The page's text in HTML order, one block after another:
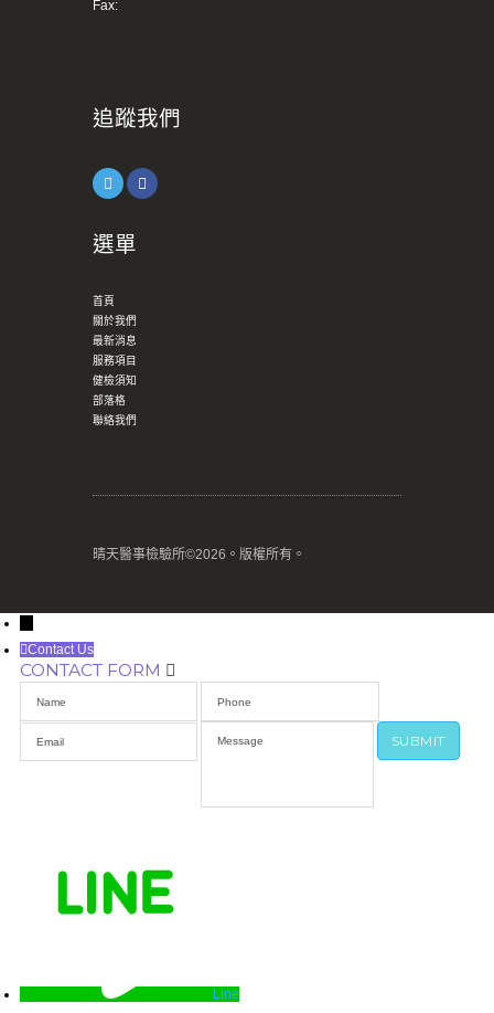
Fax:
追蹤我們
選單
首頁
關於我們
最新消息
服務項目
健檢須知
部落格
聯絡我們
晴天醫事檢驗所©2026。版權所有。
Contact Us
CONTACT FORM
Line